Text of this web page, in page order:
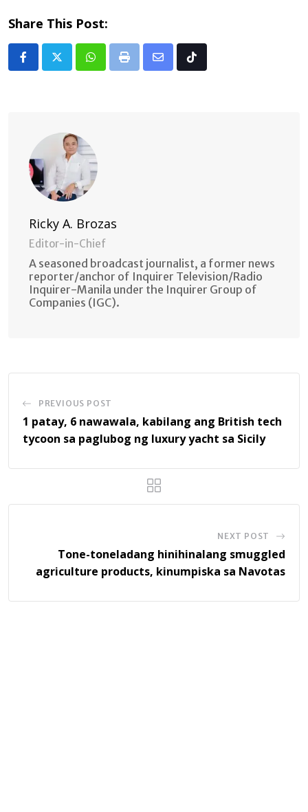
Share This Post:
Whatsapp
Print
Share Tiktok
Ricky A. Brozas
Editor-in-Chief
A seasoned broadcast journalist, a former news
reporter/anchor of Inquirer Television/Radio
Inquirer-Manila under the Inquirer Group of
Companies (IGC).
PREVIOUS POST
1 patay, 6 nawawala, kabilang ang British tech
tycoon sa paglubog ng luxury yacht sa Sicily
NEXT POST
Tone-toneladang hinihinalang smuggled
agriculture products, kinumpiska sa Navotas